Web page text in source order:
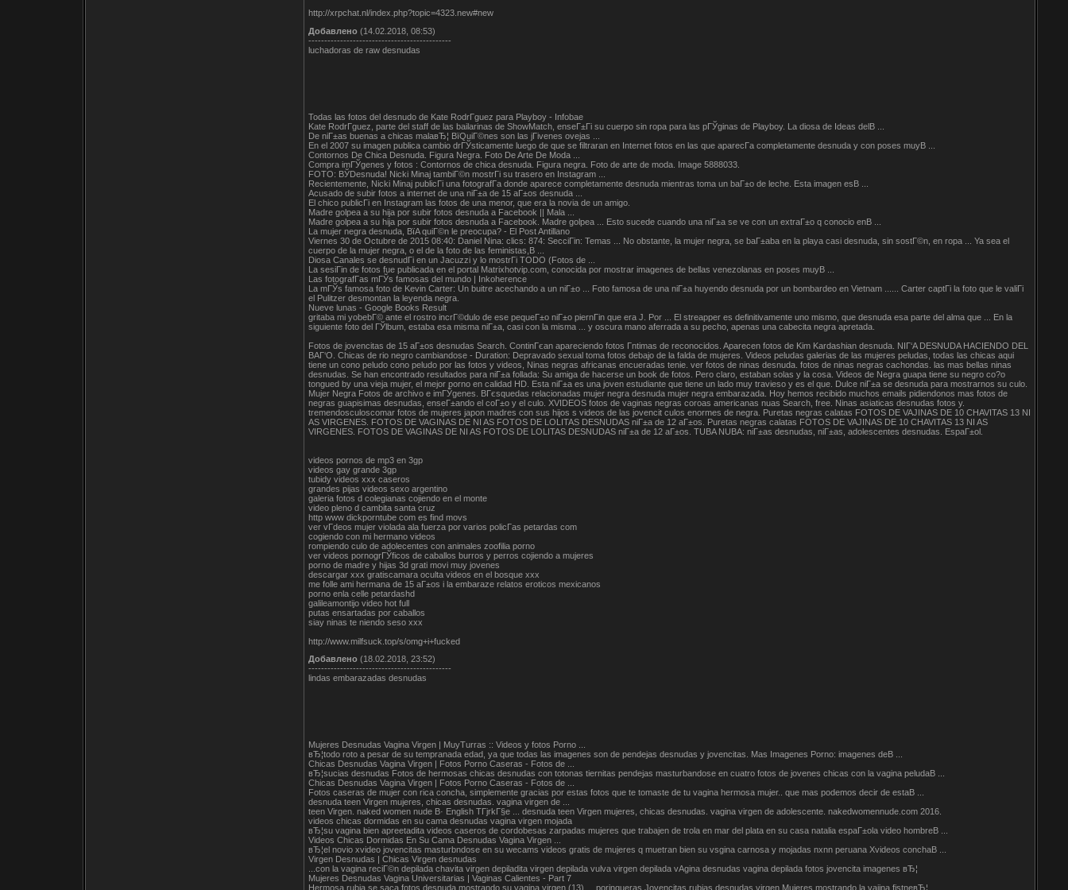
http://xrpchat.nl/index.php?topic=4323.new#new
Добавлено (14.02.2018, 08:53)
---------------------------------------------
luchadoras de raw desnudas
Todas las fotos del desnudo de Kate RodrГ­guez para Playboy - Infobae
Kate RodrГ­guez, parte del staff de las bailarinas de ShowMatch, enseГ±Гі su cuerpo sin ropa para las pГЎginas de Playboy. La diosa de Ideas delВ ...
De niГ±as buenas a chicas malaвЂ¦ ВїQuiГ©nes son las jГіvenes ovejas ...
En el 2007 su imagen publica cambio drГЎsticamente luego de que se filtraran en Internet fotos en las que aparecГ­a completamente desnuda y con poses muyВ ...
Contornos De Chica Desnuda. Figura Negra. Foto De Arte De Moda ...
Compra imГЎgenes y fotos : Contornos de chica desnuda. Figura negra. Foto de arte de moda. Image 5888033.
FOTO: ВЎDesnuda! Nicki Minaj tambiГ©n mostrГі su trasero en Instagram ...
Recientemente, Nicki Minaj publicГі una fotografГ­a donde aparece completamente desnuda mientras toma un baГ±o de leche. Esta imagen esВ ...
Acusado de subir fotos a internet de una niГ±a de 15 aГ±os desnuda ...
El chico publicГі en Instagram las fotos de una menor, que era la novia de un amigo.
Madre golpea a su hija por subir fotos desnuda a Facebook || Mala ...
Madre golpea a su hija por subir fotos desnuda a Facebook. Madre golpea ... Esto sucede cuando una niГ±a se ve con un extraГ±o q conocio enВ ...
La mujer negra desnuda, ВїA quiГ©n le preocupa? - El Post Antillano
Viernes 30 de Octubre de 2015 08:40: Daniel Nina: clics: 874: SecciГіn: Temas ... No obstante, la mujer negra, se baГ±aba en la playa casi desnuda, sin sostГ©n, en ropa ... Ya sea el
cuerpo de la mujer negra, o el de la foto de las feministas,В ...
Diosa Canales se desnudГі en un Jacuzzi y lo mostrГі TODO (Fotos de ...
La sesiГіn de fotos fue publicada en el portal Matrixhotvip.com, conocida por mostrar imagenes de bellas venezolanas en poses muyВ ...
Las fotografГ­as mГЎs famosas del mundo | Inkoherence
La mГЎs famosa foto de Kevin Carter: Un buitre acechando a un niГ±o ... Foto famosa de una niГ±a huyendo desnuda por un bombardeo en Vietnam ...... Carter captГі la foto que le valiГі
el Pulitzer desmontan la leyenda negra.
Nueve lunas - Google Books Result
gritaba mi yobebГ© ante el rostro incrГ©dulo de ese pequeГ±o niГ±o piernГіn que era J. Por ... El streapper es definitivamente uno mismo, que desnuda esa parte del alma que ... En la
siguiente foto del ГЎlbum, estaba esa misma niГ±a, casi con la misma ... y oscura mano aferrada a su pecho, apenas una cabecita negra apretada.
Fotos de jovencitas de 15 aГ±os desnudas Search. ContinГєan apareciendo fotos Г­ntimas de reconocidos. Aparecen fotos de Kim Kardashian desnuda. NIГ‘A DESNUDA HACIENDO DEL
BAГ‘O. Chicas de rio negro cambiandose - Duration: Depravado sexual toma fotos debajo de la falda de mujeres. Videos peludas galerias de las mujeres peludas, todas las chicas aqui
tiene un cono peludo cono peludo por las fotos y videos, Ninas negras africanas encueradas tenie. ver fotos de ninas desnuda. fotos de ninas negras cachondas. las mas bellas ninas
desnudas. Se han encontrado resultados para niГ±a follada: Su amiga de hacerse un book de fotos. Pero claro, estaban solas y la cosa. Videos de Negra guapa tiene su negro co?o
tongued by una vieja mujer, el mejor porno en calidad HD. Esta niГ±a es una joven estudiante que tiene un lado muy travieso y es el que. Dulce niГ±a se desnuda para mostrarnos su culo.
Mujer Negra Fotos de archivo e imГЎgenes. BГєsquedas relacionadas mujer negra desnuda mujer negra embarazada. Hoy hemos recibido muchos emails pidiendonos mas fotos de
negras guapisimas desnudas, enseГ±ando el coГ±o y el culo. XVIDEOS fotos de vaginas negras coroas americanas nuas Search, free. Ninas asiaticas desnudas fotos y.
tremendosculoscomar fotos de mujeres japon madres con sus hijos s videos de las jovencit culos enormes de negra. Puretas negras calatas FOTOS DE VAJINAS DE 10 CHAVITAS 13 NI
AS VIRGENES. FOTOS DE VAGINAS DE NI AS FOTOS DE LOLITAS DESNUDAS niГ±a de 12 aГ±os. Puretas negras calatas FOTOS DE VAJINAS DE 10 CHAVITAS 13 NI AS
VIRGENES. FOTOS DE VAGINAS DE NI AS FOTOS DE LOLITAS DESNUDAS niГ±a de 12 aГ±os. TUBA NUBA: niГ±as desnudas, niГ±as, adolescentes desnudas. EspaГ±ol.
videos pornos de mp3 en 3gp
videos gay grande 3gp
tubidy videos xxx caseros
grandes pijas videos sexo argentino
galeria fotos d colegianas cojiendo en el monte
video pleno d cambita santa cruz
http www dickporntube com es find movs
ver vГ­deos mujer violada ala fuerza por varios policГ­as petardas com
cogiendo con mi hermano videos
rompiendo culo de adolecentes con animales zoofilia porno
ver videos pornogrГЎficos de caballos burros y perros cojiendo a mujeres
porno de madre y hijas 3d grati movi muy jovenes
descargar xxx gratiscamara oculta videos en el bosque xxx
me folle ami hermana de 15 aГ±os i la embaraze relatos eroticos mexicanos
porno enla celle petardashd
galileamontijo video hot full
putas ensartadas por caballos
siay ninas te niendo seso xxx
http://www.milfsuck.top/s/omg+i+fucked
Добавлено (18.02.2018, 23:52)
---------------------------------------------
lindas embarazadas desnudas
Mujeres Desnudas Vagina Virgen | MuyTurras :: Videos y fotos Porno ...
вЂ¦todo roto a pesar de su tempranada edad, ya que todas las imagenes son de pendejas desnudas y jovencitas. Mas Imagenes Porno: imagenes deВ ...
Chicas Desnudas Vagina Virgen | Fotos Porno Caseras - Fotos de ...
вЂ¦sucias desnudas Fotos de hermosas chicas desnudas con totonas tiernitas pendejas masturbandose en cuatro fotos de jovenes chicas con la vagina peludaВ ...
Chicas Desnudas Vagina Virgen | Fotos Porno Caseras - Fotos de ...
Fotos caseras de mujer con rica concha, simplemente gracias por estas fotos que te tomaste de tu vagina hermosa mujer.. que mas podemos decir de estaВ ...
desnuda teen Virgen mujeres, chicas desnudas. vagina virgen de ...
teen Virgen. naked women nude В· English TГјrkГ§e ... desnuda teen Virgen mujeres, chicas desnudas. vagina virgen de adolescente. nakedwomennude.com 2016.
videos chicas dormidas en su cama desnudas vagina virgen mojada
вЂ¦su vagina bien apreetadita videos caseros de cordobesas zarpadas mujeres que trabajen de trola en mar del plata en su casa natalia espaГ±ola video hombreВ ...
Videos Chicas Dormidas En Su Cama Desnudas Vagina Virgen ...
вЂ¦el novio xvideo jovencitas masturbndose en su wecams videos gratis de mujeres q muetran bien su vsgina carnosa y mojadas nxnn peruana Xvideos conchaВ ...
Virgen Desnudas | Chicas Virgen desnudas
...con la vagina reciГ©n depilada chavita virgen depiladita virgen depilada vulva virgen depilada vAgina desnudas vagina depilada fotos jovencita imagenes вЂ¦
Mujeres Desnudas Vagina Universitarias | Vaginas Calientes - Part 7
Hermosa rubia se saca fotos desnuda mostrando su vagina virgen (13) ... poringueras Jovencitas rubias desnudas virgen Mujeres mostrando la vajina fistneвЂ¦